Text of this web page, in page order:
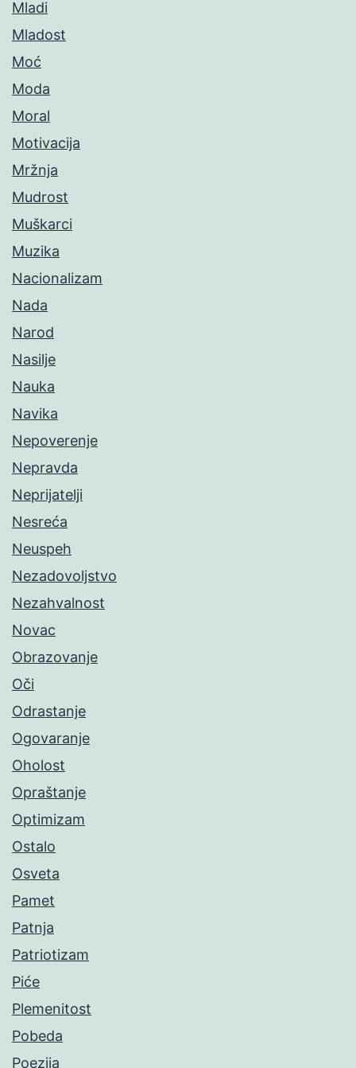
Mladi
Mladost
Moć
Moda
Moral
Motivacija
Mržnja
Mudrost
Muškarci
Muzika
Nacionalizam
Nada
Narod
Nasilje
Nauka
Navika
Nepoverenje
Nepravda
Neprijatelji
Nesreća
Neuspeh
Nezadovoljstvo
Nezahvalnost
Novac
Obrazovanje
Oči
Odrastanje
Ogovaranje
Oholost
Opraštanje
Optimizam
Ostalo
Osveta
Pamet
Patnja
Patriotizam
Piće
Plemenitost
Pobeda
Poezija